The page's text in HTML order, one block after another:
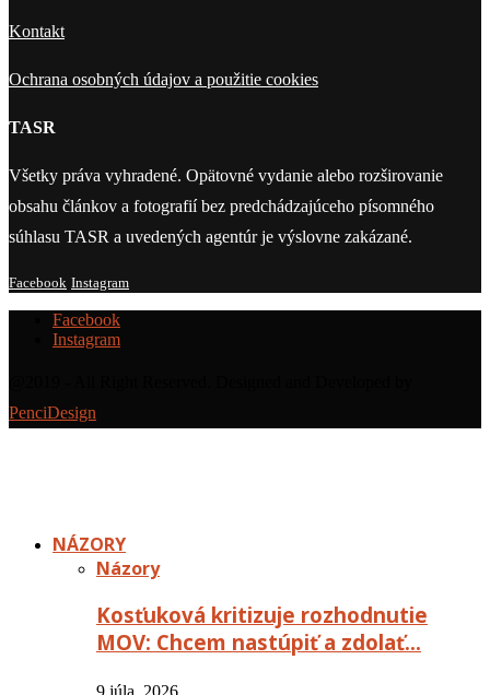
Kontakt
Ochrana osobných údajov a použitie cookies
TASR
Všetky práva vyhradené. Opätovné vydanie alebo rozširovanie
obsahu článkov a fotografií bez predchádzajúceho písomného
súhlasu TASR a uvedených agentúr je výslovne zakázané.
Facebook Instagram
Facebook
Instagram
PenciDesign
NÁZORY
Názory
Kosťuková kritizuje rozhodnutie
MOV: Chcem nastúpiť a zdolať…
9 júla, 2026